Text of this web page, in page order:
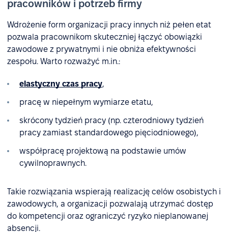
pracowników i potrzeb firmy
Wdrożenie form organizacji pracy innych niż pełen etat
pozwala pracownikom skuteczniej łączyć obowiązki
zawodowe z prywatnymi i nie obniża efektywności
zespołu. Warto rozważyć m.in.:
elastyczny czas pracy,
pracę w niepełnym wymiarze etatu,
skrócony tydzień pracy (np. czterodniowy tydzień
pracy zamiast standardowego pięciodniowego),
współpracę projektową na podstawie umów
cywilnoprawnych.
Takie rozwiązania wspierają realizację celów osobistych i
zawodowych, a organizacji pozwalają utrzymać dostęp
do kompetencji oraz ograniczyć ryzyko nieplanowanej
absencji.